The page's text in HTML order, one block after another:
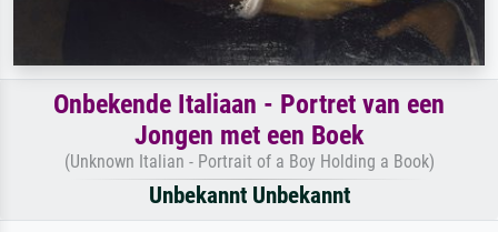
Onbekende Italiaan - Portret van een
Jongen met een Boek
(Unknown Italian - Portrait of a Boy Holding a Book)
Unbekannt Unbekannt